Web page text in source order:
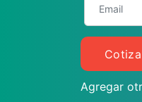
Cotiza
Agregar